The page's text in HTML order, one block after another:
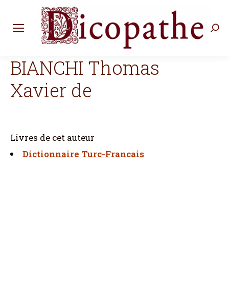
BIANCHI Thomas
Xavier de
Livres de cet auteur
Dictionnaire Turc-Francais